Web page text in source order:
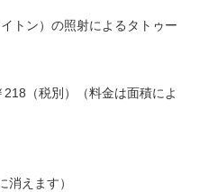
トン）の照射によるタトゥー
（税別）（料金は面積によ
消えます）